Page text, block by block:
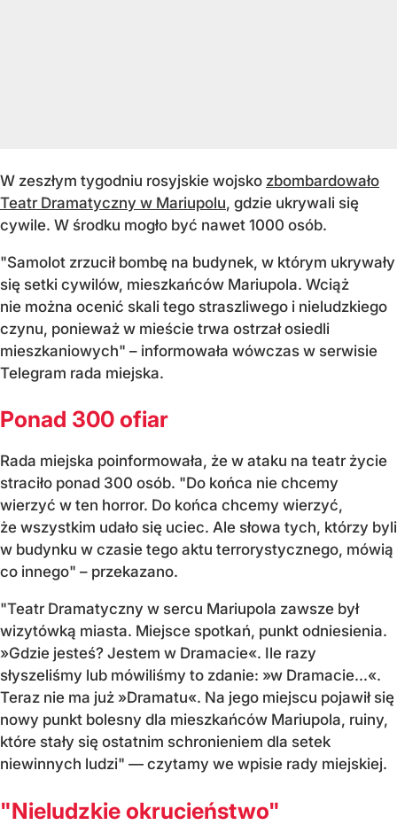
W zeszłym tygodniu rosyjskie wojsko zbombardowało
Teatr Dramatyczny w Mariupolu, gdzie ukrywali się
cywile. W środku mogło być nawet 1000 osób.
"Samolot zrzucił bombę na budynek, w którym ukrywały
się setki cywilów, mieszkańców Mariupola. Wciąż
nie można ocenić skali tego straszliwego i nieludzkiego
czynu, ponieważ w mieście trwa ostrzał osiedli
mieszkaniowych" – informowała wówczas w serwisie
Telegram rada miejska.
Ponad 300 ofiar
Rada miejska poinformowała, że w ataku na teatr życie
straciło ponad 300 osób. "Do końca nie chcemy
wierzyć w ten horror. Do końca chcemy wierzyć,
że wszystkim udało się uciec. Ale słowa tych, którzy byli
w budynku w czasie tego aktu terrorystycznego, mówią
co innego" – przekazano.
"Teatr Dramatyczny w sercu Mariupola zawsze był
wizytówką miasta. Miejsce spotkań, punkt odniesienia.
»Gdzie jesteś? Jestem w Dramacie«. Ile razy
słyszeliśmy lub mówiliśmy to zdanie: »w Dramacie...«.
Teraz nie ma już »Dramatu«. Na jego miejscu pojawił się
nowy punkt bolesny dla mieszkańców Mariupola, ruiny,
które stały się ostatnim schronieniem dla setek
niewinnych ludzi" — czytamy we wpisie rady miejskiej.
"Nieludzkie okrucieństwo"